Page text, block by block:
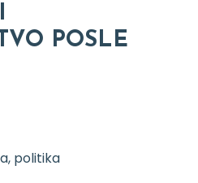
POSLE
politika